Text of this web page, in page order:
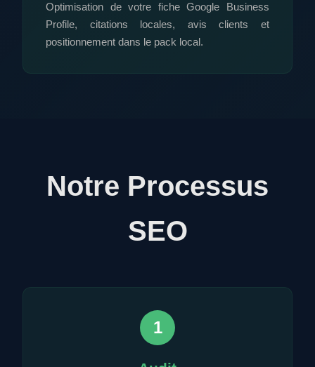
Optimisation de votre fiche Google Business
Profile, citations locales, avis clients et
positionnement dans le pack local.
Notre Processus
SEO
1